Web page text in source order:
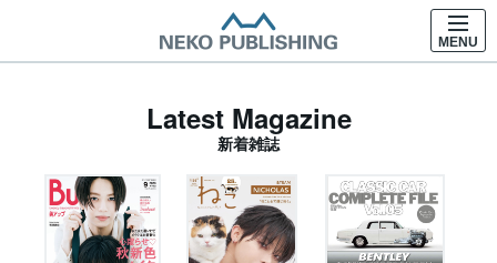
MENU
Latest Magazine
新着雑誌